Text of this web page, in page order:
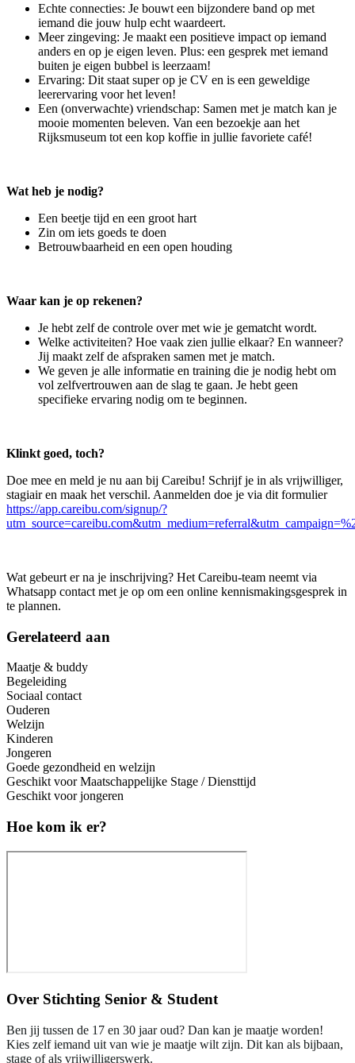
Echte connecties: Je bouwt een bijzondere band op met
iemand die jouw hulp echt waardeert.
Meer zingeving: Je maakt een positieve impact op iemand
anders en op je eigen leven. Plus: een gesprek met iemand
buiten je eigen bubbel is leerzaam!
Ervaring: Dit staat super op je CV en is een geweldige
leerervaring voor het leven!
Een (onverwachte) vriendschap: Samen met je match kan je
mooie momenten beleven. Van een bezoekje aan het
Rijksmuseum tot een kop koffie in jullie favoriete café!
Wat heb je nodig?
Een beetje tijd en een groot hart
Zin om iets goeds te doen
Betrouwbaarheid en een open houding
Waar kan je op rekenen?
Je hebt zelf de controle over met wie je gematcht wordt.
Welke activiteiten? Hoe vaak zien jullie elkaar? En wanneer?
Jij maakt zelf de afspraken samen met je match.
We geven je alle informatie en training die je nodig hebt om
vol zelfvertrouwen aan de slag te gaan. Je hebt geen
specifieke ervaring nodig om te beginnen.
Klinkt goed, toch?
Doe mee en meld je nu aan bij Careibu! Schrijf je in als vrijwilliger,
stagiair en maak het verschil. Aanmelden doe je via dit formulier
https://app.careibu.com/signup/?
Wat gebeurt er na je inschrijving? Het Careibu-team neemt via
Whatsapp contact met je op om een online kennismakingsgesprek in
te plannen.
Gerelateerd aan
Maatje & buddy
Begeleiding
Sociaal contact
Ouderen
Welzijn
Kinderen
Jongeren
Goede gezondheid en welzijn
Geschikt voor Maatschappelijke Stage / Diensttijd
Geschikt voor jongeren
Hoe kom ik er?
Over Stichting Senior & Student
Ben jij tussen de 17 en 30 jaar oud? Dan kan je maatje worden!
Kies zelf iemand uit van wie je maatje wilt zijn. Dit kan als bijbaan,
stage of als vrijwilligerswerk.